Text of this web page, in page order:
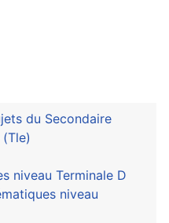
du Secondaire
niveau Terminale D
niveau